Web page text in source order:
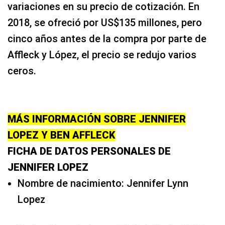
variaciones en su precio de cotización. En
2018, se ofreció por US$135 millones, pero
cinco años antes de la compra por parte de
Affleck y López, el precio se redujo varios
ceros.
MÁS INFORMACIÓN SOBRE JENNIFER
LOPEZ Y BEN AFFLECK
FICHA DE DATOS PERSONALES DE
JENNIFER LOPEZ
Nombre de nacimiento: Jennifer Lynn
Lopez